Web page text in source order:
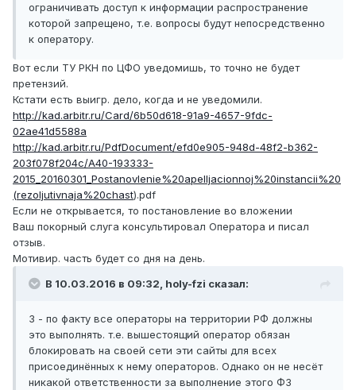
ограничивать доступ к информации распространение
которой запрещено, т.е. вопросы будут непосредственно
к оператору.
Вот если ТУ РКН по ЦФО уведомишь, то точно не будет
претензий.
Кстати есть выигр. дело, когда и не уведомили.
http://kad.arbitr.ru/Card/6b50d618-91a9-4657-9fdc-
02ae41d5588a
http://kad.arbitr.ru/PdfDocument/efd0e905-948d-48f2-b362-
203f078f204c/A40-193333-
2015_20160301_Postanovlenie%20apelljacionnoj%20instancii%20
(rezoljutivnaja%20chast).pdf
Если не открывается, то постановление во вложении
Ваш покорный слуга консультировал Оператора и писал
отзыв.
Мотивир. часть будет со дня на день.
В 10.03.2016 в 09:32, holy-fzi сказал:
3 - по факту все операторы на территории РФ должны
это выполнять. т.е. вышестоящий оператор обязан
блокировать на своей сети эти сайты для всех
присоединённых к нему операторов. Однако он не несёт
никакой ответственности за выполнение этого ФЗ